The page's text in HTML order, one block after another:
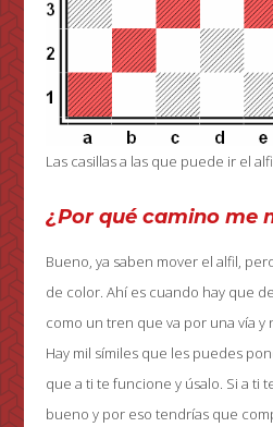
Las casillas a las que puede ir el
¿Por qué camino me
Bueno, ya saben mover el alfil,
de color. Ahí es cuando hay que
como un tren que va por una vía
Hay mil símiles que les puedes
que a ti te funcione y úsalo. Si a ti
bueno y por eso tendrías que